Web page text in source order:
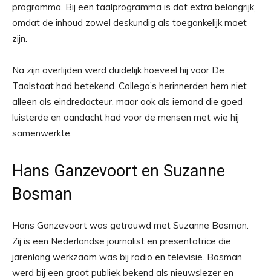
programma. Bij een taalprogramma is dat extra belangrijk,
omdat de inhoud zowel deskundig als toegankelijk moet
zijn.
Na zijn overlijden werd duidelijk hoeveel hij voor De
Taalstaat had betekend. Collega’s herinnerden hem niet
alleen als eindredacteur, maar ook als iemand die goed
luisterde en aandacht had voor de mensen met wie hij
samenwerkte.
Hans Ganzevoort en Suzanne
Bosman
Hans Ganzevoort was getrouwd met Suzanne Bosman.
Zij is een Nederlandse journalist en presentatrice die
jarenlang werkzaam was bij radio en televisie. Bosman
werd bij een groot publiek bekend als nieuwslezer en